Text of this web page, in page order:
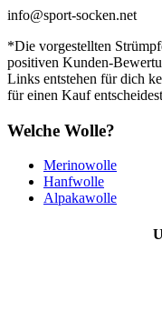
info@sport-socken.net
*Die vorgestellten
positiven Kunden-
Links entstehen für dich
für einen Kauf
Welche Wolle?
Merinowolle
Hanfwolle
Alpakawolle